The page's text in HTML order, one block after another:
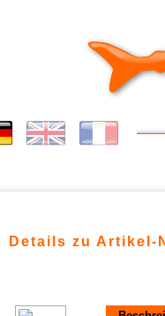
Details zu Artikel-